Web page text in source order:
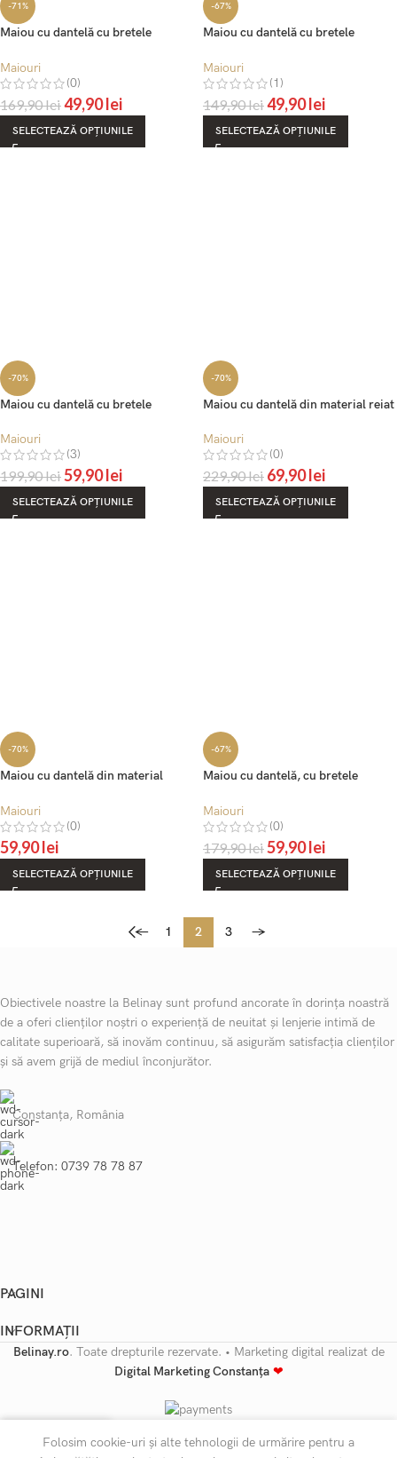
-71%
Maiou cu dantelă cu bretele
Maiouri
(0)
169,90lei49,90lei
SELECTEAZĂ OPȚIUNILE
-67%
Maiou cu dantelă cu bretele
Maiouri
(1)
149,90lei49,90lei
SELECTEAZĂ OPȚIUNILE
-70%
Maiou cu dantelă cu bretele
Maiouri
(3)
199,90lei59,90lei
SELECTEAZĂ OPȚIUNILE
-70%
Maiou cu dantelă din material reiat
Maiouri
(0)
229,90lei 69,90lei
SELECTEAZĂ OPȚIUNILE
-70%
Maiou cu dantelă din material
6013
Maiouri
(0)
59,90lei
SELECTEAZĂ OPȚIUNILE
-67%
Maiou cu dantelă, cu bretele
Maiouri
(0)
179,90lei59,90lei
SELECTEAZĂ OPȚIUNILE
← 1 2 3 →
Obiectivele noastre la Belinay sunt profund ancorate în dorința noastră
de a oferi clienților noștri o experiență de neuitat și lenjerie intimă de
calitate superioară, să inovăm continuu, să asigurăm satisfacția clienților
și să avem grijă de mediul înconjurător.
Constanța, România
Telefon: 0739 78 78 87
PAGINI
INFORMAȚII
Belinay.ro. Toate drepturile rezervate. • Marketing digital realizat de
Digital Marketing Constanța ❤
Folosim cookie-uri și alte tehnologii de urmărire pentru a